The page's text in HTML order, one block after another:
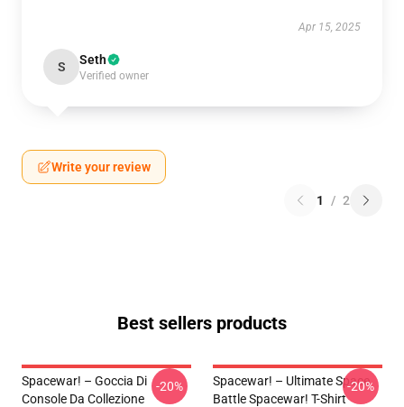
Apr 15, 2025
S Seth
Verified owner
Write your review
1 / 2
Best sellers products
Spacewar! – Goccia Di
Console Da Collezione
-20%
Spacewar! – Ultimate Space
Battle Spacewar! T-Shirt
-20%